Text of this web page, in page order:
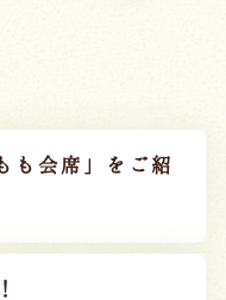
も会席」をご紹